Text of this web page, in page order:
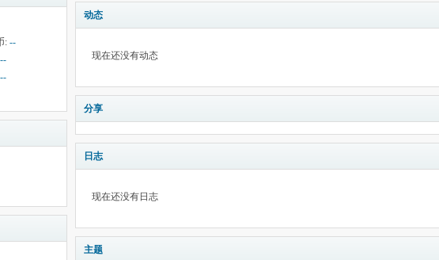
: --
--
--
动态
现在还没有动态
分享
日志
现在还没有日志
主题